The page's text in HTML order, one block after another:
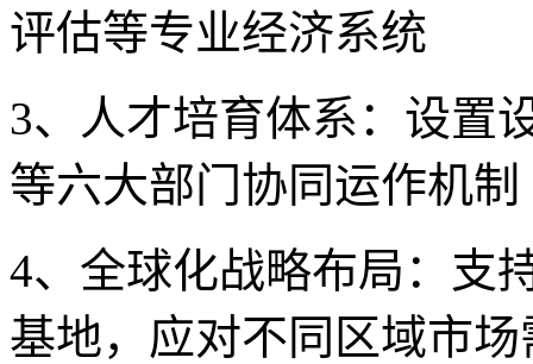
评估等专业经济系统
3、人才培育体系：设置
等六大部门协同运作机制
4、全球化战略布局：支
基地，应对不同区域市场